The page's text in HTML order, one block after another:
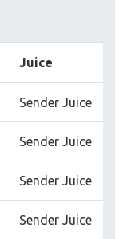
Juice
Sender Juice
Sender Juice
Sender Juice
Sender Juice